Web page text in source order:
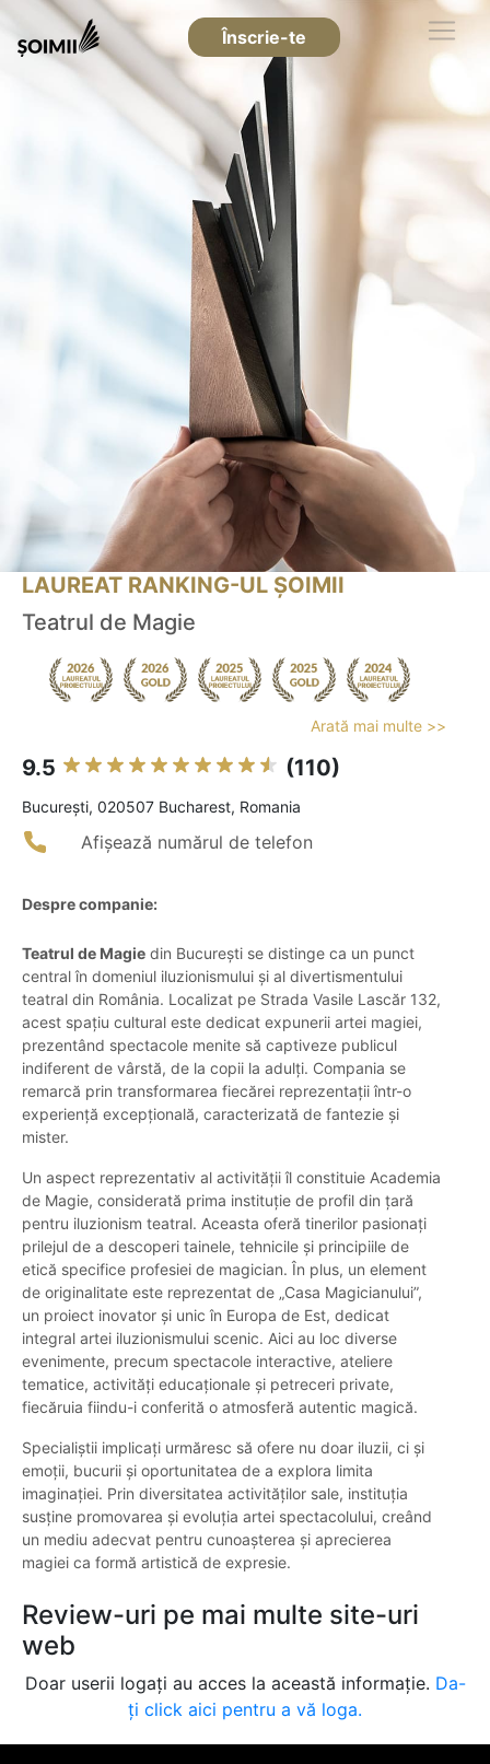
Înscrie-te
LAUREAT RANKING-UL ȘOIMII
Teatrul de Magie
Arată mai multe >>
9.5 (110)
Bucureşti, 020507 Bucharest, Romania
Afișează numărul de telefon
Despre companie:
Teatrul de Magie din București se distinge ca un punct
central în domeniul iluzionismului și al divertismentului
teatral din România. Localizat pe Strada Vasile Lascăr 132,
acest spațiu cultural este dedicat expunerii artei magiei,
prezentând spectacole menite să captiveze publicul
indiferent de vârstă, de la copii la adulți. Compania se
remarcă prin transformarea fiecărei reprezentații într-o
experiență excepțională, caracterizată de fantezie și
mister.
Un aspect reprezentativ al activității îl constituie Academia
de Magie, considerată prima instituție de profil din țară
pentru iluzionism teatral. Aceasta oferă tinerilor pasionați
prilejul de a descoperi tainele, tehnicile și principiile de
etică specifice profesiei de magician. În plus, un element
de originalitate este reprezentat de „Casa Magicianului”,
un proiect inovator și unic în Europa de Est, dedicat
integral artei iluzionismului scenic. Aici au loc diverse
evenimente, precum spectacole interactive, ateliere
tematice, activități educaționale și petreceri private,
fiecăruia fiindu-i conferită o atmosferă autentic magică.
Specialiștii implicați urmăresc să ofere nu doar iluzii, ci și
emoții, bucurii și oportunitatea de a explora limita
imaginației. Prin diversitatea activităților sale, instituția
susține promovarea și evoluția artei spectacolului, creând
un mediu adecvat pentru cunoașterea și aprecierea
magiei ca formă artistică de expresie.
Review-uri pe mai multe site-uri
web
Doar userii logați au acces la această informație. Da-
ți click aici pentru a vă loga.